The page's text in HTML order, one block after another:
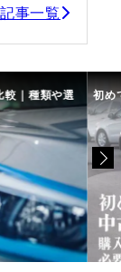
事一覧
較｜種類や選 初め